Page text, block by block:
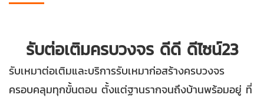
รับต่อเติมครบวงจร ดีดี ดีไซน์23
รับเหมาต่อเติมและบริการรับเหมาก่อสร้างครบวงจร
ครอบคลุมทุกขั้นตอน ตั้งแต่ฐานรากจนถึงบ้านพร้อมอยู่ ที่